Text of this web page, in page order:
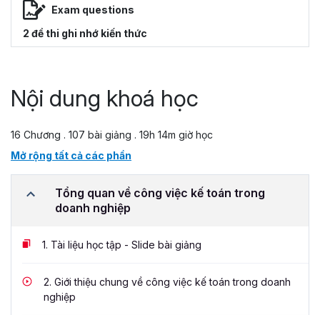
Exam questions
2 đề thi ghi nhớ kiến thức
Nội dung khoá học
16 Chương . 107 bài giảng . 19h 14m giờ học
Mở rộng tất cả các phần
Tổng quan về công việc kế toán trong
doanh nghiệp
1. Tài liệu học tập - Slide bài giảng
2. Giới thiệu chung về công việc kế toán trong doanh
nghiệp